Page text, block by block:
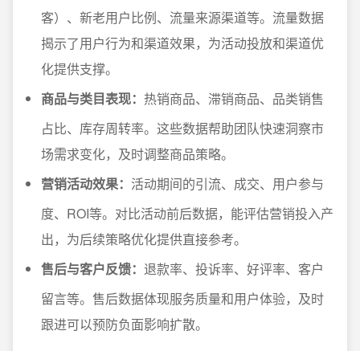
客）、新老用户比例、流量来源渠道等。流量数据
揭示了用户行为和渠道效果，为活动投放和渠道优
化提供支撑。
商品与类目表现： 热销商品、滞销商品、品类销售
占比、库存周转率。这些数据帮助团队快速洞察市
场需求变化，及时调整商品策略。
营销活动效果： 活动期间的引流、成交、用户参与
度、ROI等。对比活动前后数据，能评估营销投入产
出，为后续策略优化提供直接参考。
售后与客户反馈： 退款率、投诉率、好评率、客户
留言等。售后数据体现服务质量和用户体验，及时
跟进可以预防负面影响扩散。